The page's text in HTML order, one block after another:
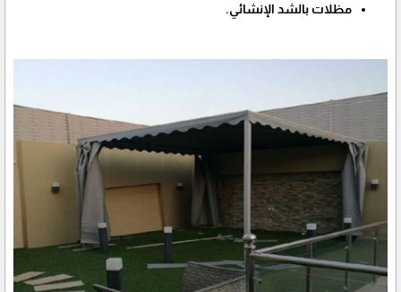
مظلات بالشد الإنشائي.